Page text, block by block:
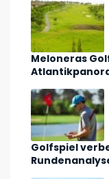
Meloneras
Golfspiel